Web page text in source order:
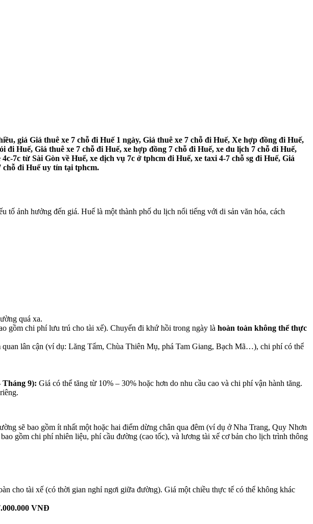
giá Giá thuê xe 7 chỗ đi Huế 1 ngày, Giá thuê xe 7 chỗ đi Huế, Xe hợp đồng đi Huế,
Huế, Giá thuê xe 7 chỗ đi Huế, xe hợp đồng 7 chỗ đi Huế, xe du lịch 7 chỗ đi Huế,
7c từ Sài Gòn về Huế, xe dịch vụ 7c ở tphcm đi Huế, xe taxi 4-7 chỗ sg đi Huế, Giá
chỗ đi Huế uy tín tại tphcm.
ảnh hưởng đến giá. Huế là một thành phố du lịch nổi tiếng với di sản văn hóa, cách
quá xa.
gồm chi phí lưu trú cho tài xế). Chuyến đi khứ hồi trong ngày là hoàn toàn không thể thực
lân cận (ví dụ: Lăng Tẩm, Chùa Thiên Mụ, phá Tam Giang, Bạch Mã…), chi phí có thể
Tháng 9): Giá có thể tăng từ 10% – 30% hoặc hơn do nhu cầu cao và chi phí vận hành tăng.
sẽ bao gồm ít nhất một hoặc hai điểm dừng chân qua đêm (ví dụ ở Nha Trang, Quy Nhơn
gồm chi phí nhiên liệu, phí cầu đường (cao tốc), và lương tài xế cơ bản cho lịch trình thông
cho tài xế (có thời gian nghỉ ngơi giữa đường). Giá một chiều thực tế có thể không khác
VNĐ